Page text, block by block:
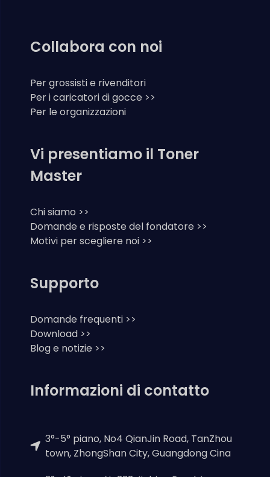
Collabora con noi
Per grossisti e rivenditori
Per i caricatori di gocce >>
Per le organizzazioni
Vi presentiamo il Toner
Master
Chi siamo >>
Domande e risposte del fondatore >>
Motivi per scegliere noi >>
Supporto
Domande frequenti >>
Download >>
Blog e notizie >>
Informazioni di contatto
3°-5° piano, No4 QianJin Road, TanZhou
town, ZhongShan City, Guangdong Cina